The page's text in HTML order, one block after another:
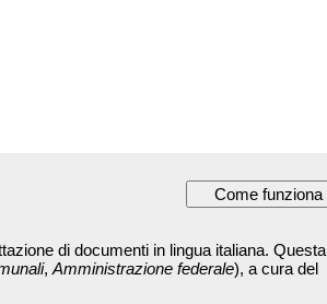
di documenti in lingua italiana. Questa
, Amministrazione federale), a cura del